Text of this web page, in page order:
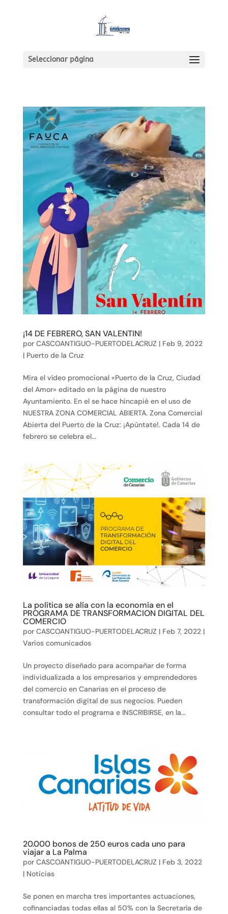
Seleccionar página
¡14 DE FEBRERO, SAN VALENTIN!
por CASCOANTIGUO-PUERTODELACRUZ | Feb 9, 2022
| Puerto de la Cruz
Mira el vídeo promocional «Puerto de la Cruz, Ciudad
del Amor» editado en la página de nuestro
Ayuntamiento. En el se hace hincapié en el uso de
NUESTRA ZONA COMERCIAL ABIERTA. Zona Comercial
Abierta del Puerto de la Cruz: ¡Apúntate!. Cada 14 de
febrero se celebra el...
La política se alía con la economía en el
PROGRAMA DE TRANSFORMACION DIGITAL DEL
COMERCIO
por CASCOANTIGUO-PUERTODELACRUZ | Feb 7, 2022|
Varios comunicados
Un proyecto diseñado para acompañar de forma
individualizada a los empresarios y emprendedores
del comercio en Canarias en el proceso de
transformación digital de sus negocios. Pueden
consultar todo el programa e INSCRIBIRSE, en la...
20.000 bonos de 250 euros cada uno para
viajar a La Palma
por CASCOANTIGUO-PUERTODELACRUZ | Feb 3, 2022
| Noticias
Se ponen en marcha tres importantes actuaciones,
cofinanciadas todas ellas al 50% con la Secretaría de